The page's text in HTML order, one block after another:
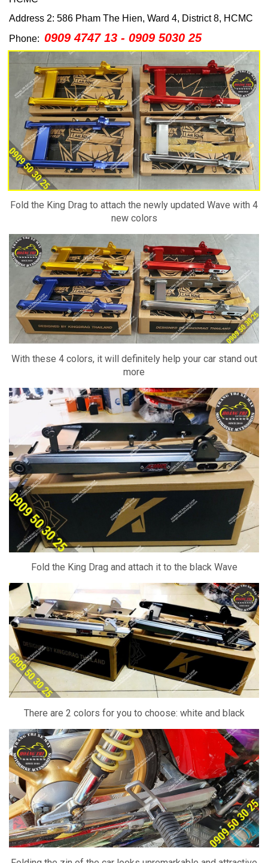
Address 2: 586 Pham The Hien, Ward 4, District 8, HCMC
Phone: 0909 4747 13 - 0909 5030 25
Fold the King Drag to attach the newly updated Wave with 4
new colors
With these 4 colors, it will definitely help your car stand out
more
Fold the King Drag and attach it to the black Wave
There are 2 colors for you to choose: white and black